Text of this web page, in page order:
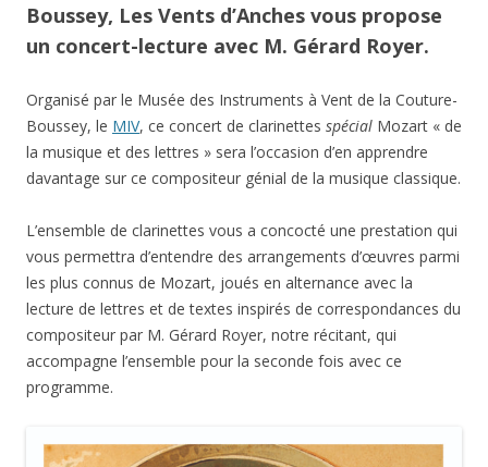
Boussey, Les Vents d’Anches vous propose
un concert-lecture avec M. Gérard Royer.
Organisé par le Musée des Instruments à Vent de la Couture-
Boussey, le MIV, ce concert de clarinettes spécial Mozart « de
la musique et des lettres » sera l’occasion d’en apprendre
davantage sur ce compositeur génial de la musique classique.
L’ensemble de clarinettes vous a concocté une prestation qui
vous permettra d’entendre des arrangements d’œuvres parmi
les plus connus de Mozart, joués en alternance avec la
lecture de lettres et de textes inspirés de correspondances du
compositeur par M. Gérard Royer, notre récitant, qui
accompagne l’ensemble pour la seconde fois avec ce
programme.